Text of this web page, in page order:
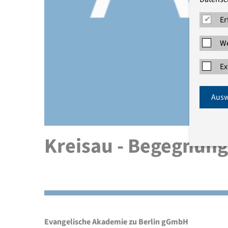
Kreisau -
Evangelische Akademie zu Berlin gGmbH